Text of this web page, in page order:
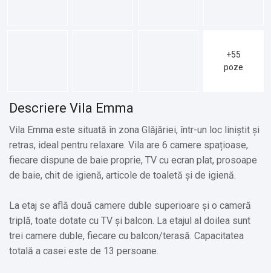
+55
poze
Descriere Vila Emma
Vila Emma este situată în zona Glăjăriei, într-un loc liniștit și
retras, ideal pentru relaxare. Vila are 6 camere spațioase,
fiecare dispune de baie proprie, TV cu ecran plat, prosoape
de baie, chit de igienă, articole de toaletă și de igienă.
La etaj se află două camere duble superioare și o cameră
triplă, toate dotate cu TV și balcon. La etajul al doilea sunt
trei camere duble, fiecare cu balcon/terasă. Capacitatea
totală a casei este de 13 persoane.